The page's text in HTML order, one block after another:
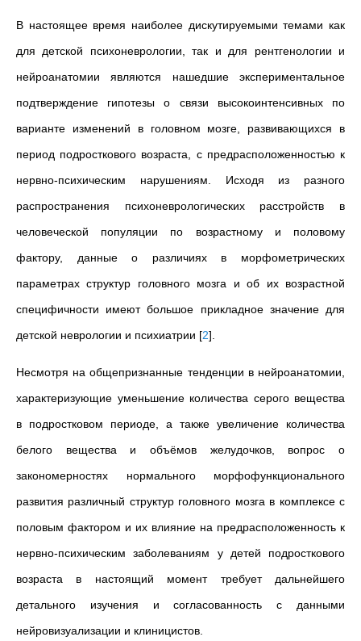
В настоящее время наиболее дискутируемыми темами как
для детской психоневрологии, так и для рентгенологии и
нейроанатомии являются нашедшие экспериментальное
подтверждение гипотезы о связи высокоинтенсивных по
варианте изменений в головном мозге, развивающихся в
период подросткового возраста, с предрасположенностью к
нервно-психическим нарушениям. Исходя из разного
распространения психоневрологических расстройств в
человеческой популяции по возрастному и половому
фактору, данные о различиях в морфометрических
параметрах структур головного мозга и об их возрастной
специфичности имеют большое прикладное значение для
детской неврологии и психиатрии [2]
Несмотря на общепризнанные тенденции в нейроанатомии,
характеризующие уменьшение количества серого вещества
в подростковом периоде, а также увеличение количества
белого вещества и объёмов желудочков, вопрос о
закономерностях нормального морфофункционального
развития различный структур головного мозга в комплексе с
половым фактором и их влияние на предрасположенность к
нервно-психическим заболеваниям у детей подросткового
возраста в настоящий момент требует дальнейшего
детального изучения и согласованность с данными
нейровизуализации и клиницистов.